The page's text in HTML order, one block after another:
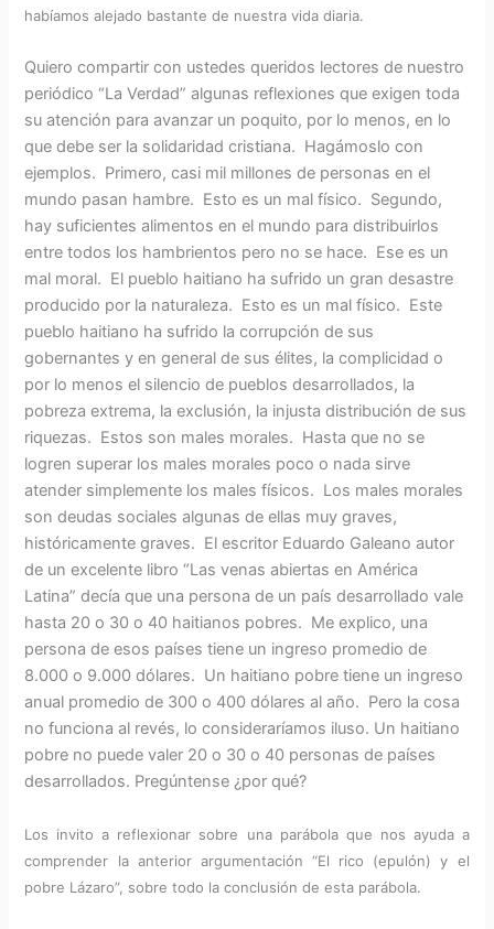
habíamos alejado bastante de nuestra vida diaria.
Quiero compartir con ustedes queridos lectores de nuestro
periódico “La Verdad” algunas reflexiones que exigen toda
su atención para avanzar un poquito, por lo menos, en lo
que debe ser la solidaridad cristiana. Hagámoslo con
ejemplos. Primero, casi mil millones de personas en el
mundo pasan hambre. Esto es un mal físico. Segundo,
hay suficientes alimentos en el mundo para distribuirlos
entre todos los hambrientos pero no se hace. Ese es un
mal moral. El pueblo haitiano ha sufrido un gran desastre
producido por la naturaleza. Esto es un mal físico. Este
pueblo haitiano ha sufrido la corrupción de sus
gobernantes y en general de sus élites, la complicidad o
por lo menos el silencio de pueblos desarrollados, la
pobreza extrema, la exclusión, la injusta distribución de sus
riquezas. Estos son males morales. Hasta que no se
logren superar los males morales poco o nada sirve
atender simplemente los males físicos. Los males morales
son deudas sociales algunas de ellas muy graves,
históricamente graves. El escritor Eduardo Galeano autor
de un excelente libro “Las venas abiertas en América
Latina” decía que una persona de un país desarrollado vale
hasta 20 o 30 o 40 haitianos pobres. Me explico, una
persona de esos países tiene un ingreso promedio de
8.000 o 9.000 dólares. Un haitiano pobre tiene un ingreso
anual promedio de 300 o 400 dólares al año. Pero la cosa
no funciona al revés, lo consideraríamos iluso. Un haitiano
pobre no puede valer 20 o 30 o 40 personas de países
desarrollados. Pregúntense ¿por qué?
Los invito a reflexionar sobre una parábola que nos ayuda a
comprender la anterior argumentación “El rico (epulón) y el
pobre Lázaro”, sobre todo la conclusión de esta parábola.